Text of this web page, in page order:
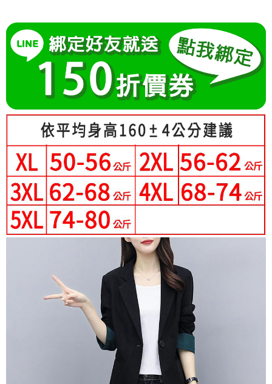
3.實際核准額度、可分期數及費用金額請依後續交易確認頁面所載為準。
4.訂單成立30分鐘內，如未前往確認交易或遇審核未通過，訂單將自動取
消。如遇「轉專審核」未通過狀況，表示未達大哥付你分期系統評分，恕無
法說明評估內容。
【繳款方式說明】
1.分期款項不併入電信帳單，「大哥付你分期」於每月結算日後寄送繳費提
2.透過簡訊連結打開帳單後，可選擇「超商條碼／台灣大直營門市／銀行轉
帳／街口支付／iPASS MONEY」等通路繳費。
【注意事項】
1.本服務係由「台灣大哥大股份有限公司」（以下簡稱本公司）所提供，讓
用戶於交易時，得透過本服務購買商品或服務，並由商店將買賣／分期付款
買賣價金債權讓與本公司後，依約使用本公司帳單繳交帳款。
2.基於同意付款使用「大哥付你分期」之契約關係目的，商店將以您的個人
資料（包含姓名、電話或地址）提供予台灣大哥大進項蒐集、處理及利用，
由本公司與您本人進行分期帳單所需資料之確認、核對及更正。
3.完整用戶服務條款，請詳閱以下連結：
AFTEE先享後付是「在收到商品之後才付款」的支付方式。 讓您購物簡單
便利好安心！
１．簡單：不需註冊會員、不需綁卡、不需儲值。
２．便利：只要手機號碼，簡訊認證，即可結帳。
３．安心：先確認商品／服務後，再付款。
【「AFTEE先享後付」結帳流程】
１．於結帳方式選擇「AFTEE先享後付」後，將跳轉至「AFTEE先享後付」
結帳頁面，進行簡訊認證並確認金額後，即可完成結帳。
２．訂單成立數日內，您將收到繳費通知簡訊。
３．收到繳費通知簡訊後14天內，點擊此簡訊中的連結，可透過四大超商／
ATM／網路銀行／等多元方式進行付款，方視為交易完成。
※ 請注意：結帳手續完成當下不需立刻繳費，但若您需要取消訂單，請聯絡
購買商品的店家。未經商家同意取消之訂單仍視為有效，需透過AFTEE先享
後付繳納相關費用。
※ 交易是否成功請以「AFTEE先享後付 」之結帳頁面顯示為準，若有關於
是否繳費成功／繳費後需取消欲退款等相關疑問，請聯繫「AFTEE先享後付
客戶支援中心」
https://netprotections.freshdesk.com/support/home
【注意事項】
１．透過由恩沛科技股份有限公司提供之「AFTEE先享後付」服務完成之交
易，需依本服務之必要範圍內提供個人資料，並將交易相關給付款項請求債
權轉讓予恩沛科技股份有限公司。
２．關於個人資料處理事宜，請瀏覽以下網址：
https://aftee.tw/terms/#terms3
３．未成年的使用者請事先徵得法定代理人或監護人之同意方可使用
「AFTEE先享後付」，若未經同意申辦者引起之損失，本公司不負相關責
４．使用「AFTEE先享後付」時，將依據個別帳號之用戶狀況，依本公司即
時審查核予不同之上限額度；若仍有額度不足之情形，本公司將視審查結果
５．嚴禁一人註冊多個帳號或使用他人資訊註冊。若發現惡意使用之情形，
恩沛科技股份有限公司將有權停止該用戶之使用額度並採取法律行動。
Hami Point
相關說明
「Hami Point」為中華電信所提供之點數服務，可於會員專區綁定中華電信
會員帳號後，即可在購物車使用 Hami Point 折抵消費金額 (1點等於1元)。
ATM付款
全家付款取貨
每筆NT$80，滿NT$699(含以上)免運費
付款後全家取貨
每筆NT$80，滿NT$699(含以上)免運費
萊爾富取貨付款
每筆NT$80，滿NT$699(含以上)免運費
付款後萊爾富取貨
每筆NT$80，滿NT$699(含以上)免運費
每筆NT$80，滿NT$699(含以上)免運費
付款後7-11取貨
每筆NT$80，滿NT$699(含以上)免運費
每筆NT$70，滿NT$699(含以上)免運費